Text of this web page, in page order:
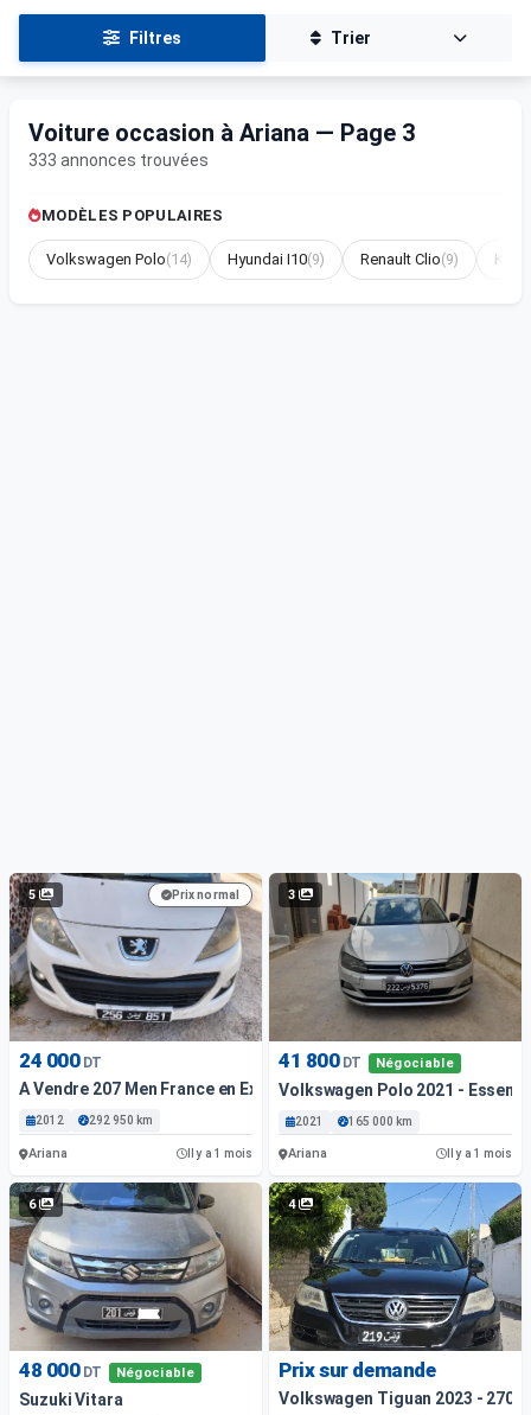
Filtres Trier
Voiture occasion à Ariana — Page 3
333 annonces trouvées
MODÈLES POPULAIRES
Volkswagen Polo(14) Hyundai I10(9) Renault Clio(9) Kia
5 Prix normal
24 000 DT
A Vendre 207 Men France en Excellent État
2012 292 950 km
Ariana Il y a 1 mois
3
41 800 DT Négociable
Volkswagen Polo 2021 -
2021 165 000 km
Ariana Il y a 1 mois
6
48 000 DT Négociable
Suzuki Vitara
4
Prix sur demande
Volkswagen Tiguan 2023 - 270